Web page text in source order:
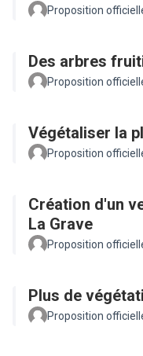
Proposition
Des arbres
Proposition
Végétaliser la
Proposition
Création d'un
La Grave
Proposition
Plus de
Proposition